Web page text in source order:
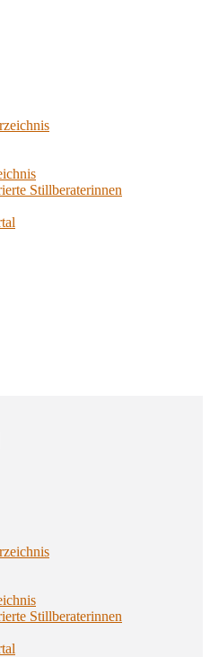
Stillberaterinnen
Stillen
Stillberaterinnen